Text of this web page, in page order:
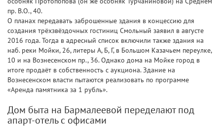
пр. В.О., 40.
О планах передавать заброшенные здания в концессию для
создания трёхзвёздочных гостиниц Смольный заявил в августе
2016 года. Тогда в адресный список включили также здания на
наб. реки Мойки, 26, литеры А, Б, Г, в Большом Казачьем переулке,
10 и на Вознесенском пр., 36. Однако дома на Мойке город в
итоге продаёт в собственность с аукциона. Здание на
Вознесенском власти пытаются реализовать по программе
«Аренда памятника за 1 рубль».
Дом быта на Бармалеевой переделают под
апарт-отель с офисами